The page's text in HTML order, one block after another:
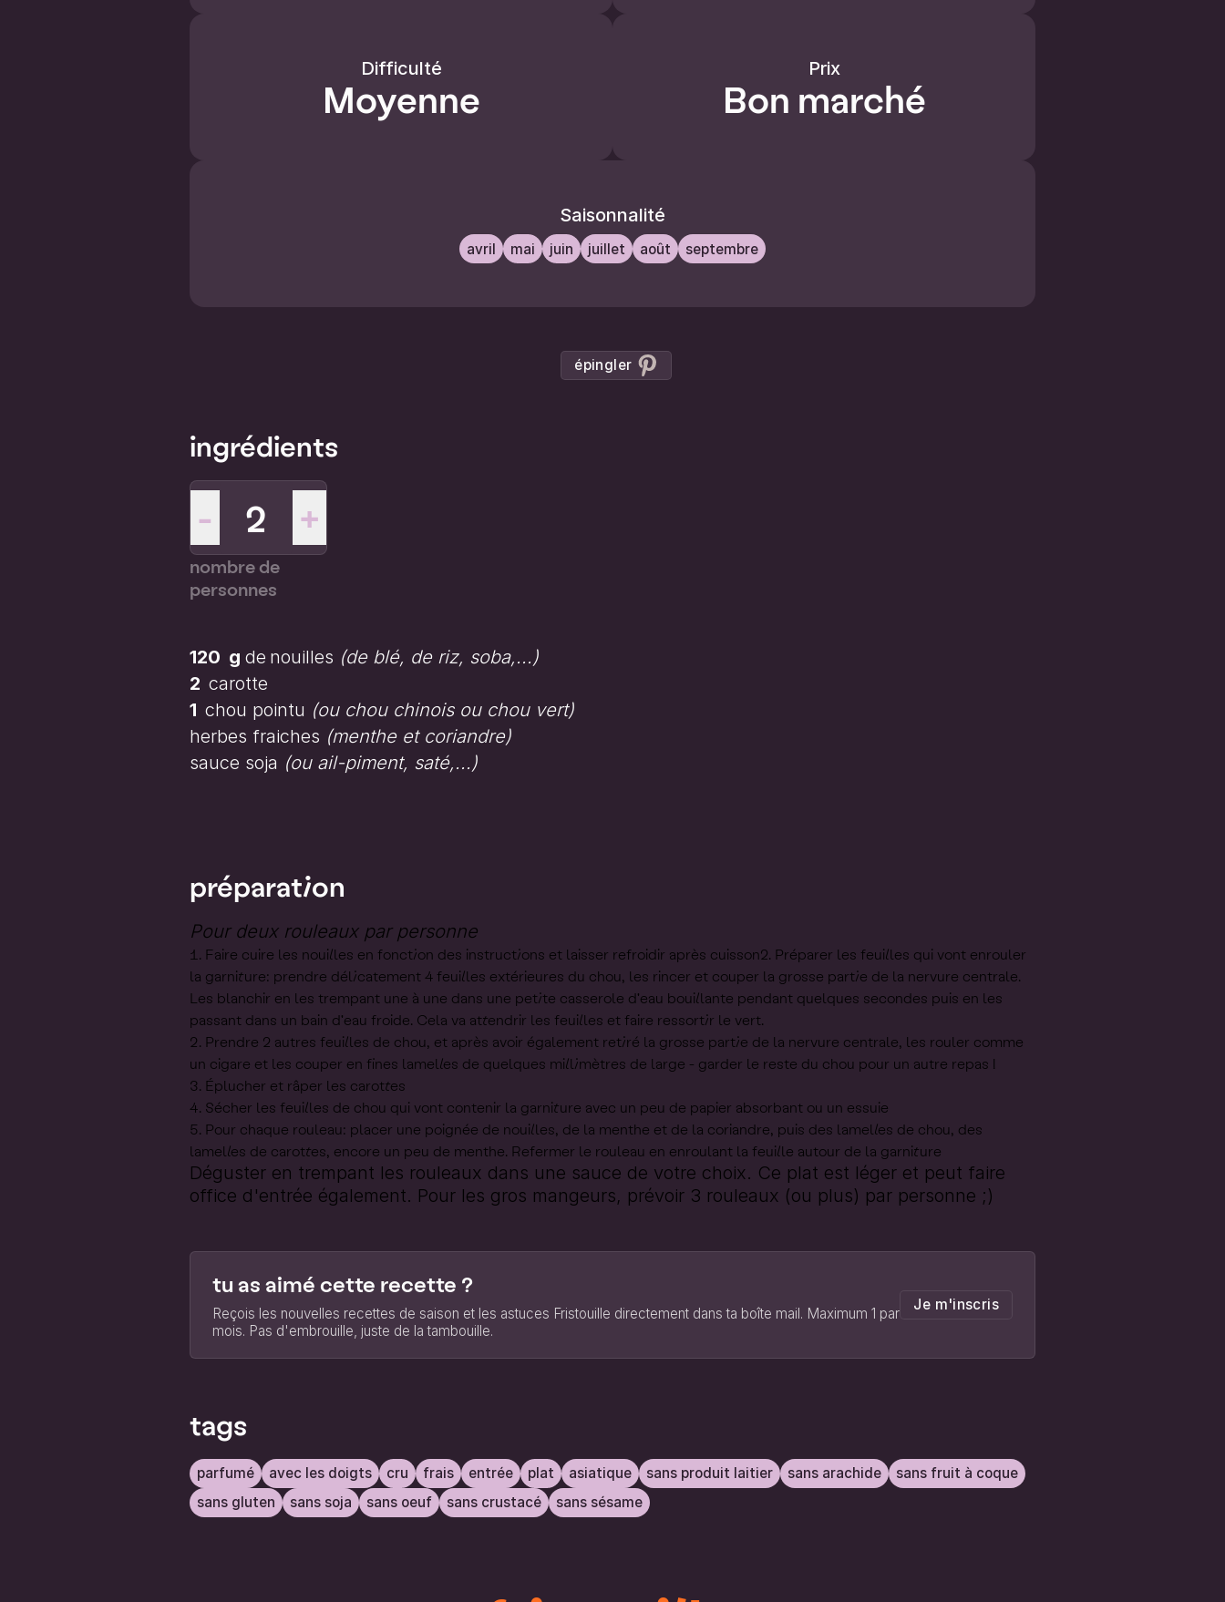
Difficulté
Moyenne
Prix
Bon marché
Saisonnalité
avril mai juin juillet août septembre
épingler
ingrédients
- +
nombre de
personnes
120 g de nouilles (de blé, de riz, soba,...)
2 carotte
1 chou pointu (ou chou chinois ou chou vert)
herbes fraiches (menthe et coriandre)
sauce soja (ou ail-piment, saté,...)
préparation
Pour deux rouleaux par personne
Faire cuire les nouilles en fonction des instructions et laisser refroidir après cuisson2. Préparer les feuilles qui vont enrouler
la garniture: prendre délicatement 4 feuilles extérieures du chou, les rincer et couper la grosse partie de la nervure centrale.
Les blanchir en les trempant une à une dans une petite casserole d'eau bouillante pendant quelques secondes puis en les
passant dans un bain d'eau froide. Cela va attendrir les feuilles et faire ressortir le vert.
Prendre 2 autres feuilles de chou, et après avoir également retiré la grosse partie de la nervure centrale, les rouler comme
un cigare et les couper en fines lamelles de quelques millimètres de large - garder le reste du chou pour un autre repas !
Éplucher et râper les carottes
Sécher les feuilles de chou qui vont contenir la garniture avec un peu de papier absorbant ou un essuie
Pour chaque rouleau: placer une poignée de nouilles, de la menthe et de la coriandre, puis des lamelles de chou, des
lamelles de carottes, encore un peu de menthe. Refermer le rouleau en enroulant la feuille autour de la garniture
Déguster en trempant les rouleaux dans une sauce de votre choix. Ce plat est léger et peut faire
office d'entrée également. Pour les gros mangeurs, prévoir 3 rouleaux (ou plus) par personne ;)
tu as aimé cette recette ?
Reçois les nouvelles recettes de saison et les astuces Fristouille directement dans ta boîte mail. Maximum 1 par
mois. Pas d'embrouille, juste de la tambouille.
Je m'inscris
tags
parfumé avec les doigts cru frais entrée plat asiatique sans produit laitier sans arachide
sans fruit à coque
sans gluten
sans soja sans oeuf sans crustacé sans sésame